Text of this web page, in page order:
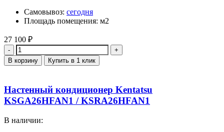
Самовывоз: сегодня
Площадь помещения: м2
27 100 ₽
Количество
В корзину Купить в 1 клик
Настенный кондиционер Kentatsu
KSGA26HFAN1 / KSRA26HFAN1
В наличии: